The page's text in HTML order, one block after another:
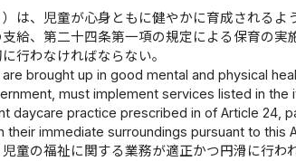
は、児童が心身ともに健やかに育成される
給、第二十四条第一項の規定による保育の
行わなければならない。
brought up in good mental and physical
must implement services listed in the
daycare practice prescribed in of Article 24,
immediate surroundings pursuant to this
童の福祉に関する業務が適正かつ円滑に行わ